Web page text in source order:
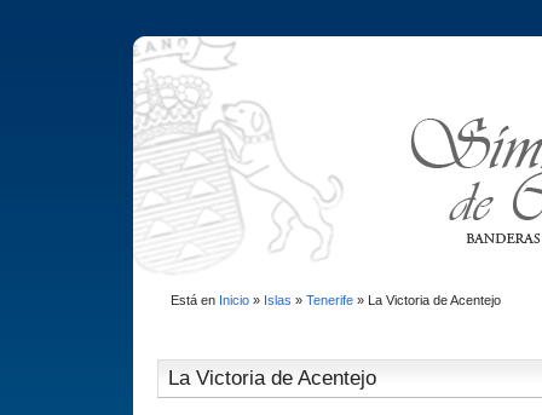
Está en Inicio» Islas » Tenerife» La Victoria de Acentejo
La Victoria de Acentejo